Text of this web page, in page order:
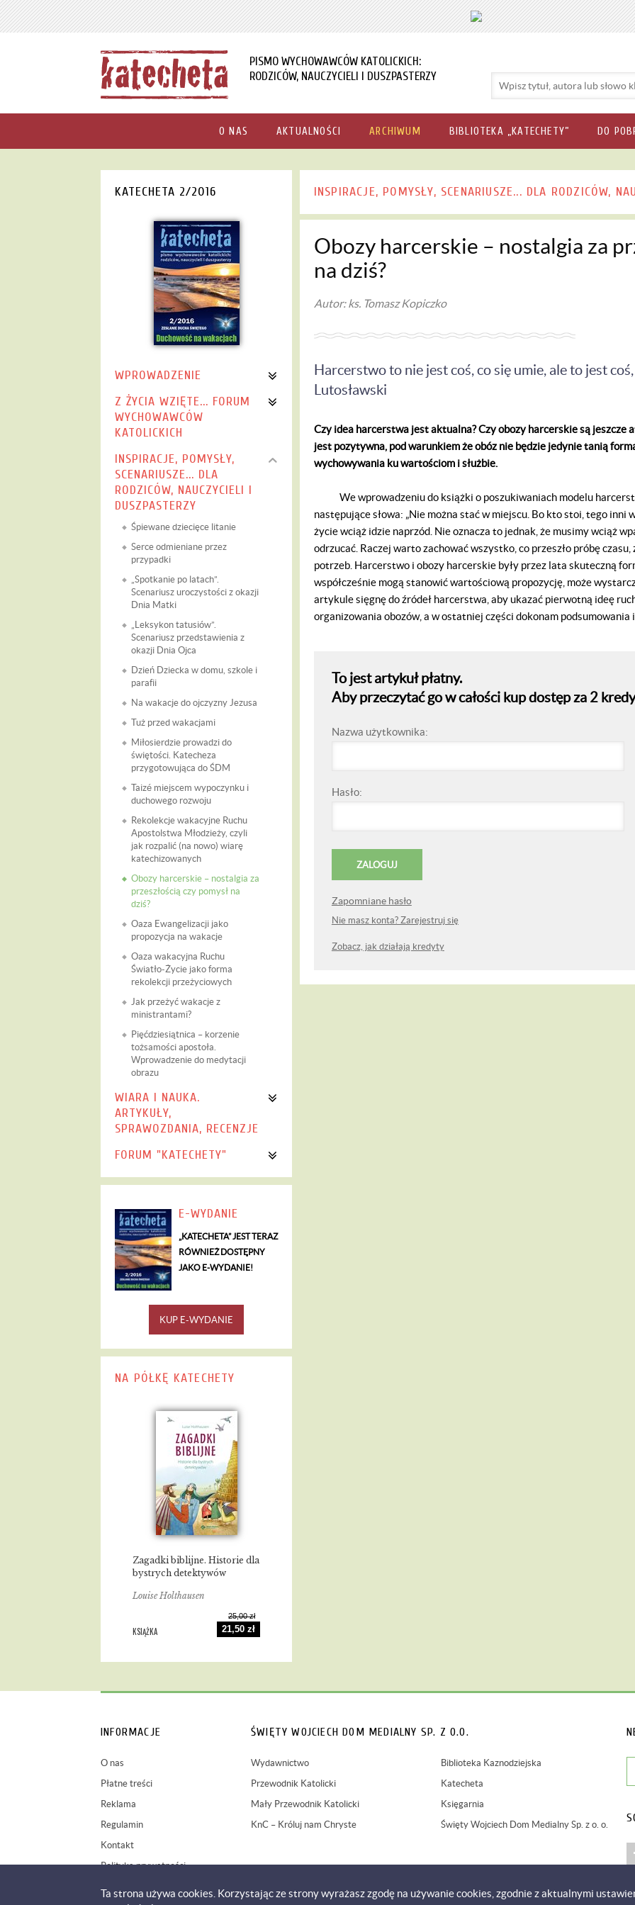
PISMO WYCHOWAWCÓW KATOLICKICH:
RODZICÓW, NAUCZYCIELI I DUSZPASTERZY
O NAS AKTUALNOŚCI ARCHIWUM BIBLIOTEKA „KATECHETY” DO
KATECHETA 2/2016
WPROWADZENIE
Z ŻYCIA WZIĘTE... FORUM
WYCHOWAWCÓW
KATOLICKICH
INSPIRACJE, POMYSŁY,
SCENARIUSZE... DLA
RODZICÓW, NAUCZYCIELI I
DUSZPASTERZY
Śpiewane dziecięce litanie
Serce odmieniane przez
przypadki
„Spotkanie po latach”.
Scenariusz uroczystości z okazji
Dnia Matki
„Leksykon tatusiów”.
Scenariusz przedstawienia z
okazji Dnia Ojca
Dzień Dziecka w domu, szkole i
parafii
Na wakacje do ojczyzny Jezusa
Tuż przed wakacjami
Miłosierdzie prowadzi do
świętości. Katecheza
przygotowująca do ŚDM
Taizé miejscem wypoczynku i
duchowego rozwoju
Rekolekcje wakacyjne Ruchu
Apostolstwa Młodzieży, czyli
jak rozpalić (na nowo) wiarę
katechizowanych
Obozy harcerskie – nostalgia za
przeszłością czy pomysł na
dziś?
Oaza Ewangelizacji jako
propozycja na wakacje
Oaza wakacyjna Ruchu
Światło-Życie jako forma
rekolekcji przeżyciowych
Jak przeżyć wakacje z
ministrantami?
Pięćdziesiątnica – korzenie
tożsamości apostoła.
Wprowadzenie do medytacji
obrazu
WIARA I NAUKA.
ARTYKUŁY,
SPRAWOZDANIA, RECENZJE
FORUM "KATECHETY"
E-WYDANIE
„KATECHETA” JEST TERAZ
RÓWNIEŻ DOSTĘPNY
JAKO E-WYDANIE!
KUP E-WYDANIE
NA PÓŁKĘ KATECHETY
Zagadki biblijne. Historie dla
bystrych detektywów
Louise Holthausen
KSIĄŻKA
25,00 zł
21,50 zł
INSPIRACJE, POMYSŁY, SCENARIUSZE... DLA RODZICÓW,
Obozy harcerskie – nostalgia za
na dziś?
Autor: ks. Tomasz Kopiczko
Harcerstwo to nie jest coś, co się umie, ale to jest
Lutosławski
Czy idea harcerstwa jest aktualna? Czy obozy harcerskie są jeszcze
jest pozytywna, pod warunkiem że obóz nie będzie jedynie tanią
wychowywania ku wartościom i służbie.
We wprowadzeniu do książki o poszukiwaniach modelu
następujące słowa: „Nie można stać w miejscu. Bo kto stoi, tego
życie wciąż idzie naprzód. Nie oznacza to jednak, że musimy wciąż
odrzucać. Raczej warto zachować wszystko, co przeszło próbę
potrzeb. Harcerstwo i obozy harcerskie były przez lata skuteczną
współcześnie mogą stanowić wartościową propozycję, może
artykule sięgnę do źródeł harcerstwa, aby ukazać pierwotną ideę
organizowania obozów, a w ostatniej części dokonam
To jest artykuł płatny.
Aby przeczytać go w całości kup dostęp za 2
Nazwa użytkownika:
Hasło:
Zapomniane hasło
Nie masz konta? Zarejestruj się
Zobacz, jak działają kredyty
INFORMACJE
O nas
Płatne treści
Reklama
Regulamin
Kontakt
Polityka prywatności
ŚWIĘTY WOJCIECH DOM MEDIALNY SP. Z O.O.
Wydawnictwo
Przewodnik Katolicki
Mały Przewodnik Katolicki
KnC – Króluj nam Chryste
Biblioteka Kaznodziejska
Katecheta
Księgarnia
Święty Wojciech Dom Medialny Sp. z o. o.
Ta strona używa cookies. Korzystając ze strony wyrażasz zgodę na używanie cookies, zgodnie z aktualnymi